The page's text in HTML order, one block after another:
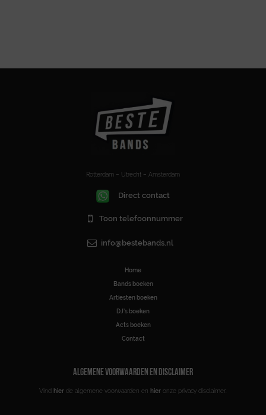
Rotterdam – Utrecht – Amsterdam
Direct contact
Toon telefoonnummer
info@bestebands.nl
Home
Bands boeken
Artiesten boeken
DJ’s boeken
Acts boeken
Contact
ALGEMENE VOORWAARDEN EN DISCLAIMER
Vind hier de algemene voorwaarden en hier onze privacy disclaimer.